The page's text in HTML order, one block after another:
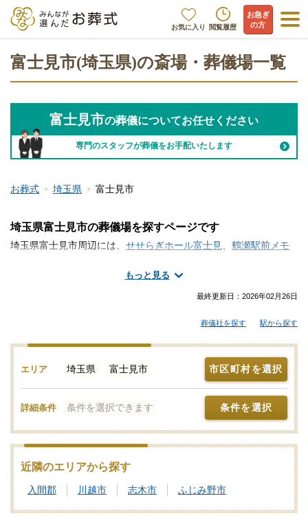
お気に入り 閲覧履歴
お急ぎ
の方
富士見市(埼玉県)の斎場・葬儀場一覧
富士見市の葬儀についてお任せください
専門のスタッフが葬儀をお手配いたします
お葬式 埼玉県 富士見市
もっと見る
埼玉県富士見市の葬儀場を探すページです
埼玉県富士見市周辺には、 せせらぎホール富士見、 鶴瀬駅前メモ
ます。富士見市には便利な総合斎場があります。家族葬などの葬
儀を行う式場と火葬場が隣接していますので、移動の負担が軽減
でお葬式を行い総合斎場の火葬場に向けて出棺する流れも多く見
受けられます。富士見市の近隣で家族葬などの葬儀をお考えなら
「みんなが選んだお葬式」で斎場やセレモニーホール、それぞれ
の機能や評価などをご覧いただき、申込みの流れなど、ご不明点
があれば、些細と思われることでも遠慮なくお電話でご相談くだ
さい。
葬儀と葬式、告別式の違いとは？葬儀の意味、費用相場や流れ
も解説
家族葬の基礎知識｜費用や流れ、メリットと注意点について
最終更新日： 2026年02月26日
葬儀社を探す 駅から探す
エリア 埼玉県 富士見市 市区町村を選択
詳細条件 条件を選択できます 条件を選択
近隣のエリアから探す
入間郡 川越市 志木市 ふじみ野市